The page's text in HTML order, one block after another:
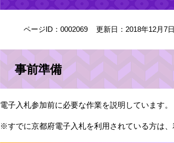
ページID：0002069 更新日：2018年12月7
事前準備
電子入札参加前に必要な作業を説明しています。
※すでに京都府電子入札を利用されている方は、